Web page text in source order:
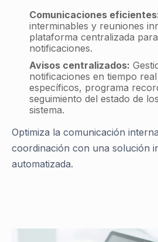
Comunicaciones
interminables y reuniones
plataforma centralizada
notificaciones.
Avisos centralizados:
notificaciones en tiempo
específicos, programa
seguimiento del estado de
sistema.
Optimiza la comunicación
coordinación con una solución
automatizada.